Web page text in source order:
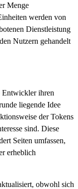
Menge
werden von
Dienstleistung
Nutzern gehandelt
Entwickler ihren
liegende Idee
der Tokens
sind. Diese
Seiten umfassen,
erheblich
obwohl sich